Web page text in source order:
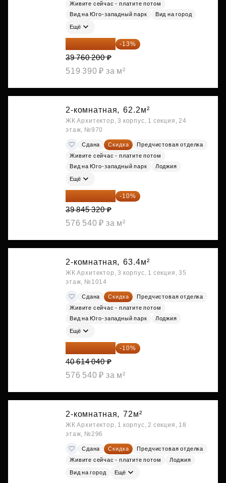
Живите сейчас - платите потом
Вид на Юго-западный парк
Вид на город
Ещё
34 591 374 ₽ -13%
39 760 200 ₽
519 390 ₽ за м²
2-комнатная, 62.2м²
ЖК Архитектор, 3 корпус, 1 секция, 24
этаж, №970
Сдана Скидка
Предчистовая отделка
Живите сейчас - платите потом
Вид на Юго-западный парк
Лоджия
Ещё
35 860 788 ₽ -10%
39 845 320 ₽
576 540 ₽ за м²
2-комнатная, 63.4м²
ЖК Архитектор, 3 корпус, 1 секция, 35
этаж, №1014
Сдана Скидка
Предчистовая отделка
Живите сейчас - платите потом
Вид на Юго-западный парк
Лоджия
Ещё
36 552 636 ₽ -10%
40 614 040 ₽
576 540 ₽ за м²
2-комнатная, 72м²
ЖК Архитектор, 1 корпус, 2 секция, 18
этаж, №296
Сдана Скидка
Предчистовая отделка
Живите сейчас - платите потом
Лоджия
Вид на город Ещё